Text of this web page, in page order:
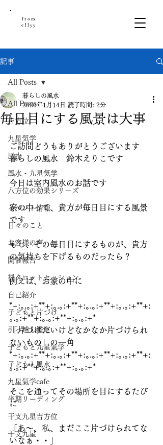
from
ellyy
記事
All Posts
吉方位
九星気学
風水
風水・九星気学
八方位の効果シリーズ
イベント情報
日々のこと
お客様の声
開催報告
禅タロットセッション
自己紹介
子どもと片づけ
引っ越し鑑定
子どもと九星氣学
子どもと風水
九星氣学cafe
半期リーディング
干支九星吉方位
干支九星
All Posts
毎日目にする風景は大事
暮らしの風水
2020年1月14日 読了時間: 2分
ご訪問どうもありがとうございます
暮らしの風水　鈴木えりこです
今日は室内風水のお話です
家の中って、貴方が毎日目にする風景
です
もし、その毎日目にするものが、貴方
の気持ちを下げるものだったら？
例えば、お家の中に
*+:｡.｡:+**+:｡.｡:+**+:｡.｡:+**+:｡.｡:+**+:
｡.｡:+**+:｡.｡:+**+:｡.｡:+*
「片づけたいけどなかなか片づけられ
ないもの」の一角
*+:｡.｡:+**+:｡.｡:+**+:｡.｡:+**+:｡.｡:+**+:
｡.｡:+**+:｡.｡:+**+:｡.｡:+*
そこを通ってその場所を目にするたび
に
「あ～、私、まだここ片づけられてな
いなぁ・・」